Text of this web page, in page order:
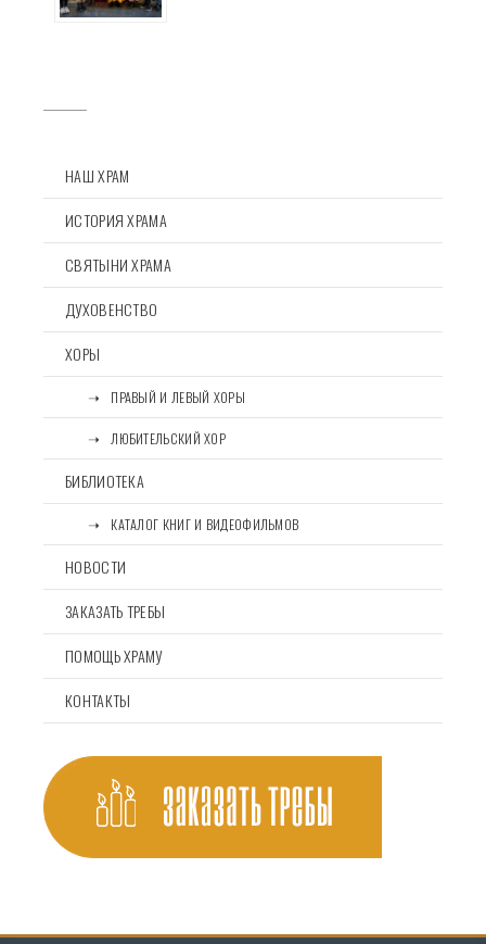
НАШ ХРАМ
ИСТОРИЯ ХРАМА
СВЯТЫНИ ХРАМА
ДУХОВЕНСТВО
ХОРЫ
⠀⠀➝⠀ПРАВЫЙ И ЛЕВЫЙ ХОРЫ
⠀⠀➝⠀ЛЮБИТЕЛЬСКИЙ ХОР
БИБЛИОТЕКА
⠀⠀➝⠀КАТАЛОГ КНИГ И ВИДЕОФИЛЬМОВ
НОВОСТИ
ЗАКАЗАТЬ ТРЕБЫ
ПОМОЩЬ ХРАМУ
КОНТАКТЫ